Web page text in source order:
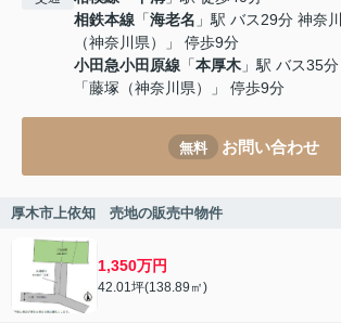
相鉄本線 「海老名 」駅 バス29分 神奈
（神奈川県）」 停歩9分
小田急小田原線 「本厚木 」駅 バス35
「藤塚（神奈川県）」 停歩9分
無料 お問い合わせ
厚木市上依知 売地の販売中物件
1,350万円
42.01坪(138.89㎡)